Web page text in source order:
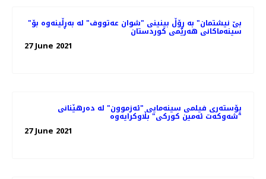
"بێ نیشتمان" بە ڕۆڵ بینینی "شوان عەتووف" لە بەڕڵینەوە بۆ
سینەماکانی هەرێمی کوردستان
27 June 2021
پۆسته‌ری فیلمی سینەمایی "ئەزموون" لە دەرهێنانی
"شەوکەت ئەمین کورکی" بڵاوکرایەوە
27 June 2021